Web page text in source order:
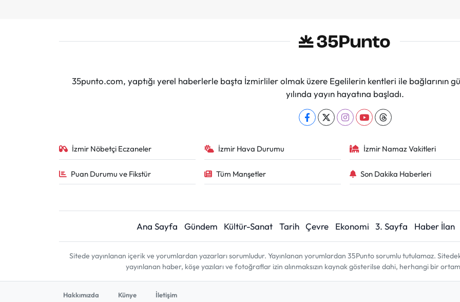
35punto.com, yaptığı yerel haberlerle başta İzmirliler olmak üzere Egelilerin kentleri ile bağlarının
yılında yayın hayatına başladı.
İzmir Nöbetçi Eczaneler İzmir Hava Durumu İzmir Namaz Vakitleri
Puan Durumu ve Fikstür Tüm Manşetler Son Dakika Haberleri
Ana Sayfa Gündem Kültür-Sanat Tarih Çevre Ekonomi 3. Sayfa Haber İlan
Sitede yayınlanan içerik ve yorumlardan yazarları sorumludur. Yayınlanan yorumlardan 35Punto sorumlu tutulamaz.
yayınlanan haber, köşe yazıları ve fotoğraflar izin alınmaksızın kaynak gösterilse dahi, herhangi bir
Hakkımızda Künye İletişim